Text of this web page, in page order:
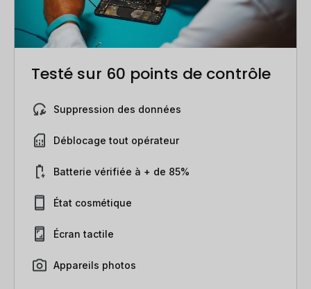
Testé sur 60 points de contrôle
Suppression des données
Déblocage tout opérateur
Batterie vérifiée à + de 85%
État cosmétique
Écran tactile
Appareils photos